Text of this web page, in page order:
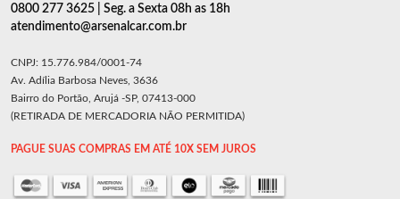
0800 277 3625 | Seg. a Sexta 08h as 18h
atendimento@arsenalcar.com.br
CNPJ: 15.776.984/0001-74
Av. Adília Barbosa Neves, 3636
Bairro do Portão, Arujá -SP, 07413-000
(RETIRADA DE MERCADORIA NÃO PERMITIDA)
PAGUE SUAS COMPRAS EM ATÉ 10X SEM JUROS